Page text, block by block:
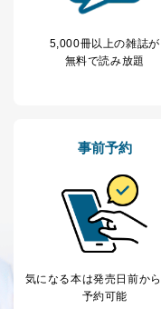
株式会社富士山マ
受付時間：10:00～
号、顧客番号、
商品を購入され
名、会社住所、
採用に応募され
名
株主様：氏名、
5,000冊以上の雑誌が
無料で読み放題
事前予約
気になる本は発売日前か
予約可能